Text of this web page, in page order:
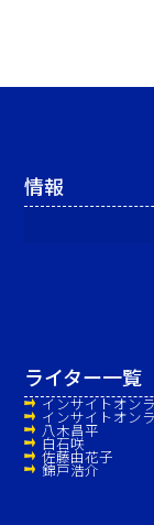
ライター一覧
インサイトオン
インサイトオン
八木昌平
白石咲
佐藤由花子
錦戸浩介
情報